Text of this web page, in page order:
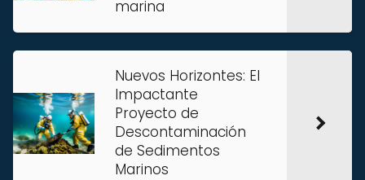
marina
Nuevos Horizontes: El
Impactante
Proyecto de
Descontaminación
de Sedimentos
Marinos